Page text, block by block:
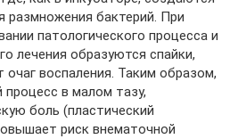
размножения бактерий. При
патологического процесса и
лечения образуются спайки,
воспаления. Таким образом,
в малом тазу,
боль (пластический
риск внематочной